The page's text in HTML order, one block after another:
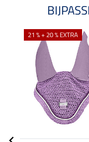
21 % + 20 % EXTRA